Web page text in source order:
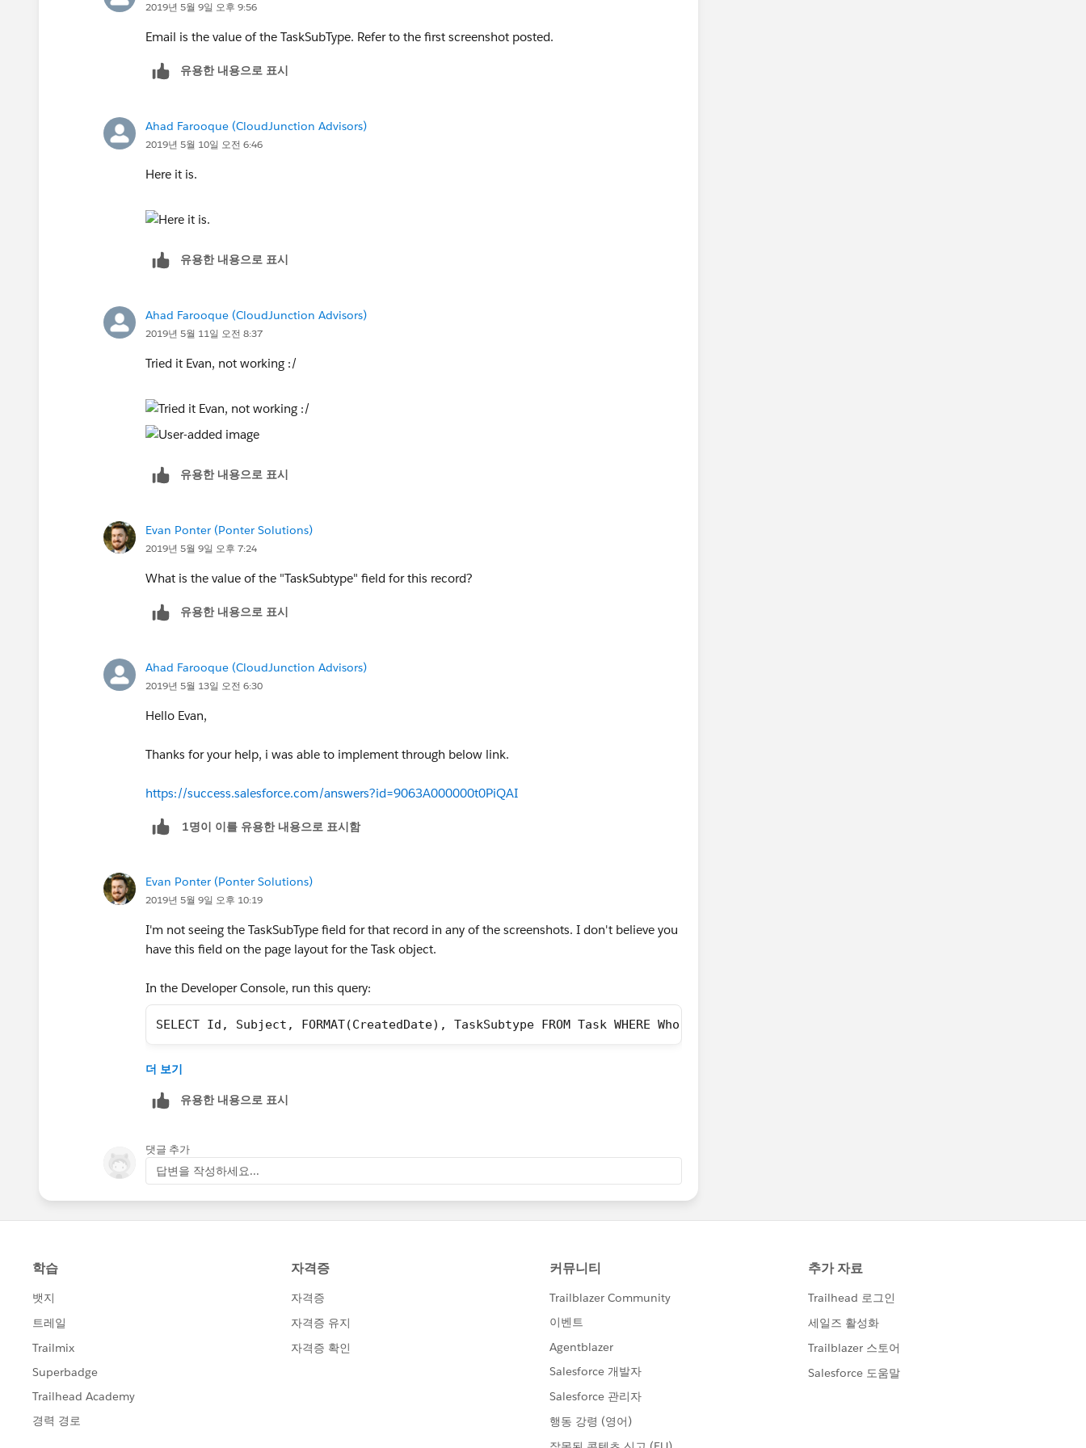
2019년 5월 9일 오후 9:56
Email is the value of the TaskSubType. Refer to the first screenshot posted.
유용한 내용으로 표시
Ahad Farooque (CloudJunction Advisors)
2019년 5월 10일 오전 6:46
Here it is.
유용한 내용으로 표시
Ahad Farooque (CloudJunction Advisors)
2019년 5월 11일 오전 8:37
Tried it Evan, not working :/
유용한 내용으로 표시
Evan Ponter (Ponter Solutions)
2019년 5월 9일 오후 7:24
What is the value of the "TaskSubtype" field for this record?
유용한 내용으로 표시
Ahad Farooque (CloudJunction Advisors)
2019년 5월 13일 오전 6:30
Hello Evan,
Thanks for your help, i was able to implement through below link.
https://success.salesforce.com/answers?id=9063A000000t0PiQAI
1명이 이를 유용한 내용으로 표시함
Evan Ponter (Ponter Solutions)
2019년 5월 9일 오후 10:19
I'm not seeing the TaskSubType field for that record in any of the screenshots. I don't believe you
have this field on the page layout for the Task object.
In the Developer Console, run this query:
SELECT Id, Subject, FORMAT(CreatedDate), TaskSubtype FROM Task WHERE Who.Name = 'Kane Hebrew' LIMIT 50
Then post a screenshot of those results.
더 보기
유용한 내용으로 표시
댓글 추가
답변을 작성하세요...